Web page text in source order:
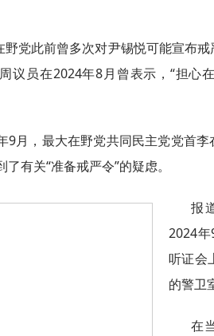
野党此前曾多次对尹锡悦可能宣布
议员在2024年8月曾表示，“担心
9月，最大在野党共同民主党党首
有关“准备戒严令”的疑虑。
报
2024
听证会
的警卫
在